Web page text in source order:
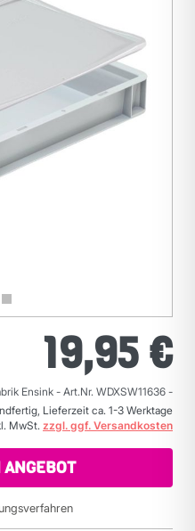
19,95 €
Ensink - Art.Nr. WDXSW11636 -
Lieferzeit ca. 1-3 Werktage
MwSt. zzgl. ggf. Versandkosten